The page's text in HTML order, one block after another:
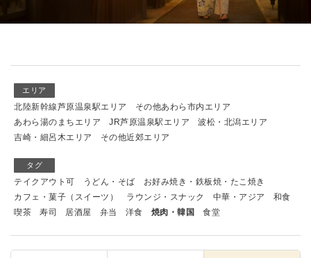
エリア
北陸新幹線芦原温泉駅エリア
その他あわら市内エリア
あわら湯のまちエリア
JR芦原温泉駅エリア
波松・北潟エリア
吉崎・細呂木エリア
その他近郊エリア
タグ
テイクアウト可 うどん・そば
お好み焼き・鉄板焼・たこ焼き
カフェ・菓子（スイーツ）
ラウンジ・スナック 中華・アジア
和食
喫茶
寿司 居酒屋 弁当 洋食 焼肉・韓国 食堂